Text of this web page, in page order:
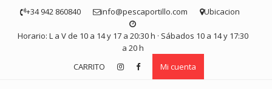
contenido
+34 942 860840 info@pescaportillo.com Ubicacion
Horario: L a V de 10 a 14 y 17 a 20:30 h · Sábados 10 a 14 y 17:30
a 20 h
CARRITO
Mi cuenta